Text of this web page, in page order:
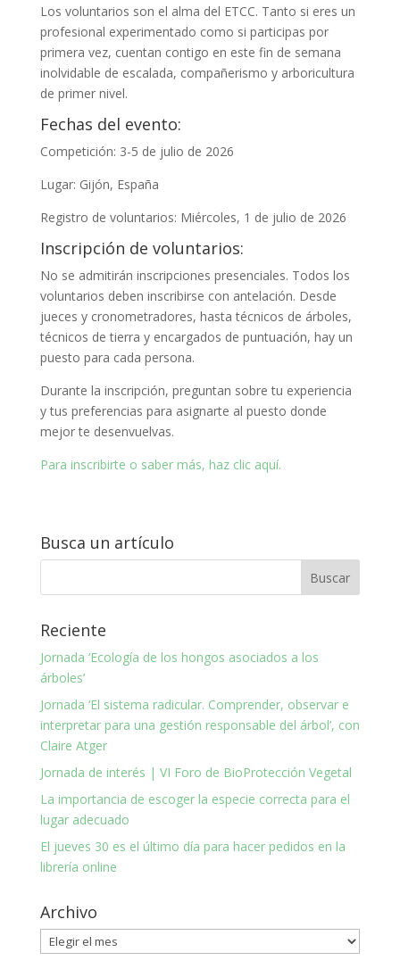
Los voluntarios son el alma del ETCC. Tanto si eres un
profesional experimentado como si participas por
primera vez, cuentan contigo en este fin de semana
inolvidable de escalada, compañerismo y arboricultura
de primer nivel.
Fechas del evento:
Competición: 3-5 de julio de 2026
Lugar: Gijón, España
Registro de voluntarios: Miércoles, 1 de julio de 2026
Inscripción de voluntarios:
No se admitirán inscripciones presenciales. Todos los
voluntarios deben inscribirse con antelación. Desde
jueces y cronometradores, hasta técnicos de árboles,
técnicos de tierra y encargados de puntuación, hay un
puesto para cada persona.
Durante la inscripción, preguntan sobre tu experiencia
y tus preferencias para asignarte al puesto donde
mejor te desenvuelvas.
Para inscribirte o saber más, haz clic aquí.
Busca un artículo
Reciente
Jornada ‘Ecología de los hongos asociados a los
árboles’
Jornada ‘El sistema radicular. Comprender, observar e
interpretar para una gestión responsable del árbol’, con
Claire Atger
Jornada de interés | VI Foro de BioProtección Vegetal
La importancia de escoger la especie correcta para el
lugar adecuado
El jueves 30 es el último día para hacer pedidos en la
librería online
Archivo
Archivo